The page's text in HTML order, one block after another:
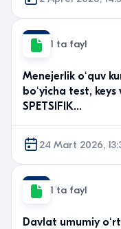
1 ta fayl
Menejerlik oʻquv
boʻyicha test,
SPETSIFIK…
24 Mart 2026,
1 ta fayl
Davlat umumiy